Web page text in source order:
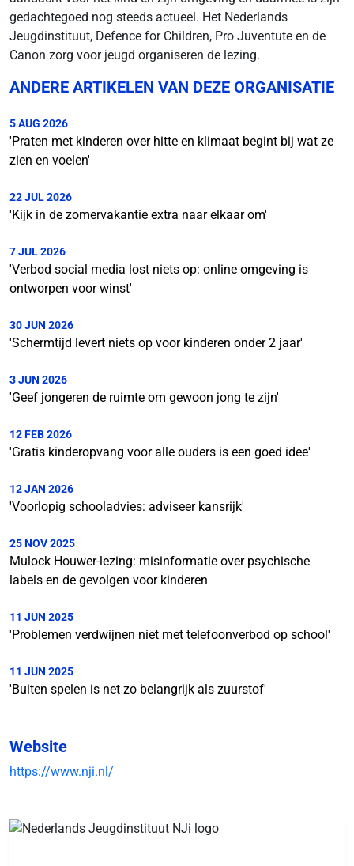
gedachtegoed nog steeds actueel. Het Nederlands
Jeugdinstituut, Defence for Children, Pro Juventute en de
Canon zorg voor jeugd organiseren de lezing.
ANDERE ARTIKELEN VAN DEZE ORGANISATIE
5 AUG 2026
'Praten met kinderen over hitte en klimaat begint bij wat ze
zien en voelen'
22 JUL 2026
'Kijk in de zomervakantie extra naar elkaar om'
7 JUL 2026
'Verbod social media lost niets op: online omgeving is
ontworpen voor winst'
30 JUN 2026
'Schermtijd levert niets op voor kinderen onder 2 jaar'
3 JUN 2026
'Geef jongeren de ruimte om gewoon jong te zijn'
12 FEB 2026
'Gratis kinderopvang voor alle ouders is een goed idee'
12 JAN 2026
'Voorlopig schooladvies: adviseer kansrijk'
25 NOV 2025
Mulock Houwer-lezing: misinformatie over psychische
labels en de gevolgen voor kinderen
11 JUN 2025
'Problemen verdwijnen niet met telefoonverbod op school'
11 JUN 2025
'Buiten spelen is net zo belangrijk als zuurstof'
Website
https://www.nji.nl/